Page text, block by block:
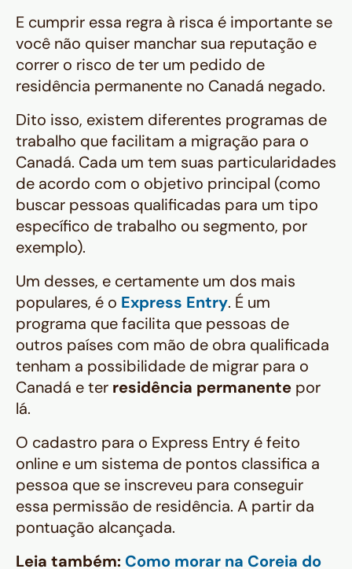
E cumprir essa regra à risca é importante se
você não quiser manchar sua reputação e
correr o risco de ter um pedido de
residência permanente no Canadá negado.
Dito isso, existem diferentes programas de
trabalho que facilitam a migração para o
Canadá. Cada um tem suas particularidades
de acordo com o objetivo principal (como
buscar pessoas qualificadas para um tipo
específico de trabalho ou segmento, por
exemplo).
Um desses, e certamente um dos mais
populares, é o Express Entry. É um
programa que facilita que pessoas de
outros países com mão de obra qualificada
tenham a possibilidade de migrar para o
Canadá e ter residência permanente por
lá.
O cadastro para o Express Entry é feito
online e um sistema de pontos classifica a
pessoa que se inscreveu para conseguir
essa permissão de residência. A partir da
pontuação alcançada.
Leia também: Como morar na Coreia do